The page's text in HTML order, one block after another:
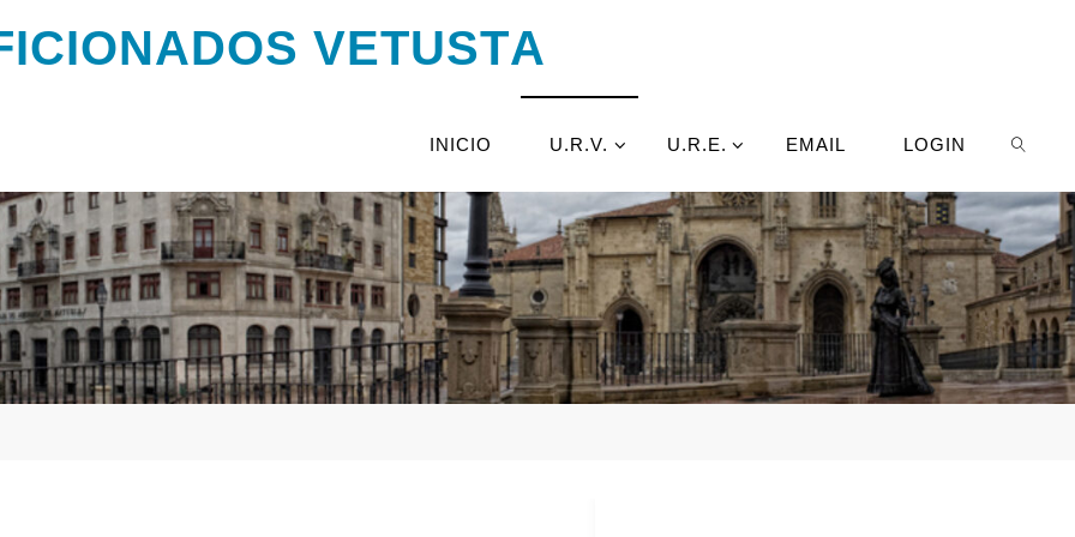
ICIONADOS VETUSTA
INICIO U.R.V. U.R.E. EMAIL LOGIN